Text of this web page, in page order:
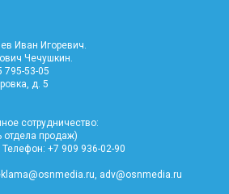
Иван Игоревич.
Чечушкин.
795-53-05
д. 5
сотрудничество:
отдела продаж)
Телефон: +7 909 936-02-90
adv@osnmedia.ru